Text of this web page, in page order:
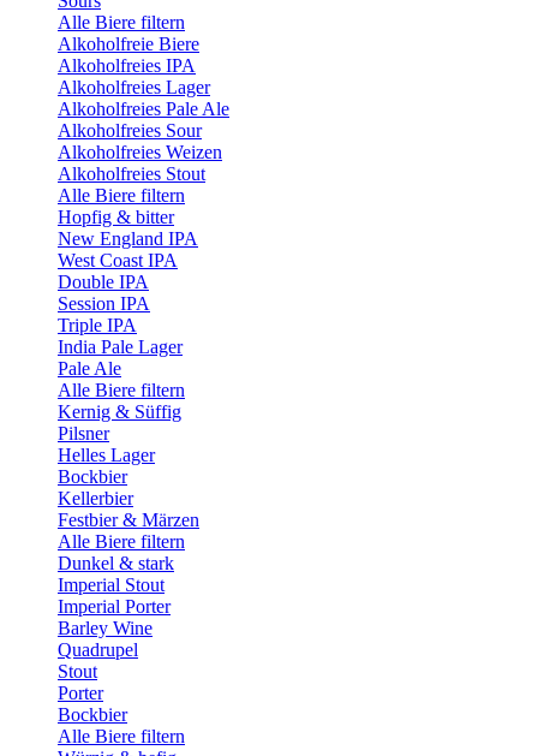
Alle Biere filtern
Alkoholfreie Biere
Alkoholfreies IPA
Alkoholfreies Lager
Alkoholfreies Pale Ale
Alkoholfreies Sour
Alkoholfreies Weizen
Alkoholfreies Stout
Alle Biere filtern
Hopfig & bitter
New England IPA
West Coast IPA
Double IPA
Session IPA
Triple IPA
India Pale Lager
Pale Ale
Alle Biere filtern
Kernig & Süffig
Pilsner
Helles Lager
Bockbier
Kellerbier
Festbier & Märzen
Alle Biere filtern
Dunkel & stark
Imperial Stout
Imperial Porter
Barley Wine
Quadrupel
Stout
Porter
Bockbier
Alle Biere filtern